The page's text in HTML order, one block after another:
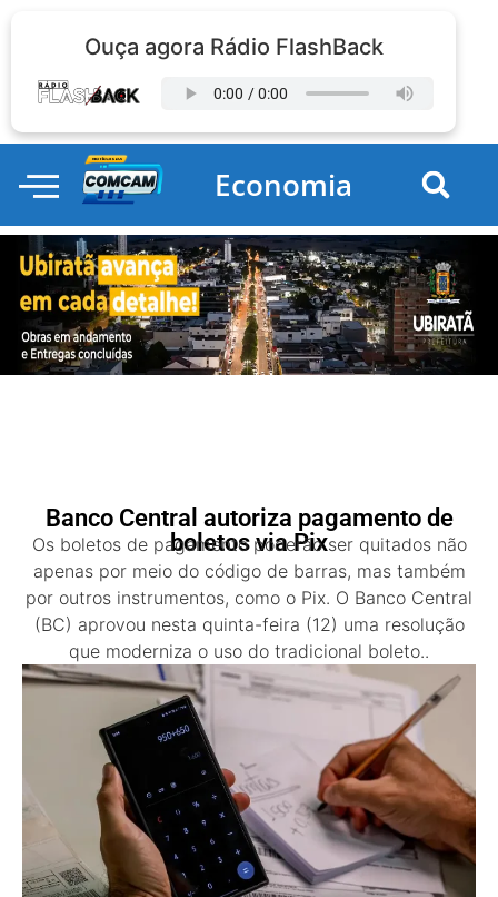
Ouça agora Rádio FlashBack
Economia
Banco Central autoriza pagamento de
boletos via Pix
Os boletos de pagamento poderão ser quitados não
apenas por meio do código de barras, mas também
por outros instrumentos, como o Pix. O Banco Central
(BC) aprovou nesta quinta-feira (12) uma resolução
que moderniza o uso do tradicional boleto..